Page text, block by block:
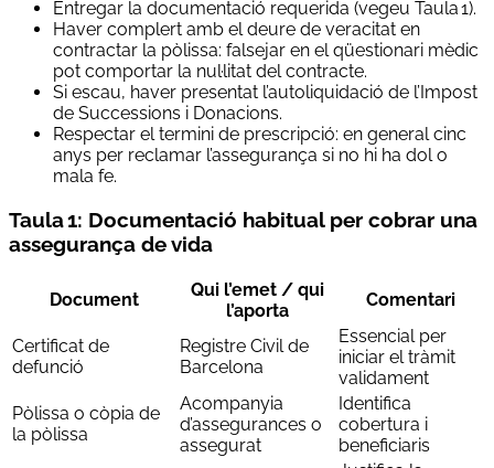
Entregar la documentació requerida (vegeu Taula 1).
Haver complert amb el deure de veracitat en
contractar la pòlissa: falsejar en el qüestionari mèdic
pot comportar la nul·litat del contracte.
Si escau, haver presentat l’autoliquidació de l’Impost
de Successions i Donacions.
Respectar el termini de prescripció: en general cinc
anys per reclamar l’assegurança si no hi ha dol o
mala fe.
Taula 1: Documentació habitual per cobrar una
assegurança de vida
Document
Qui l’emet / qui
l’aporta
Comentari
Certificat de
defunció
Registre Civil de
Barcelona
Essencial per
iniciar el tràmit
validament
Pòlissa o còpia de
la pòlissa
Acompanyia
d’assegurances o
assegurat
Identifica
cobertura i
beneficiaris